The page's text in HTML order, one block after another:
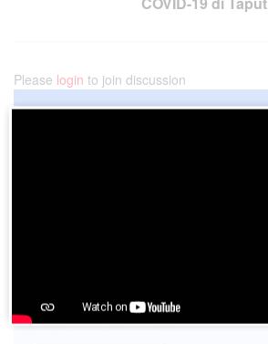
Please login to join discussion